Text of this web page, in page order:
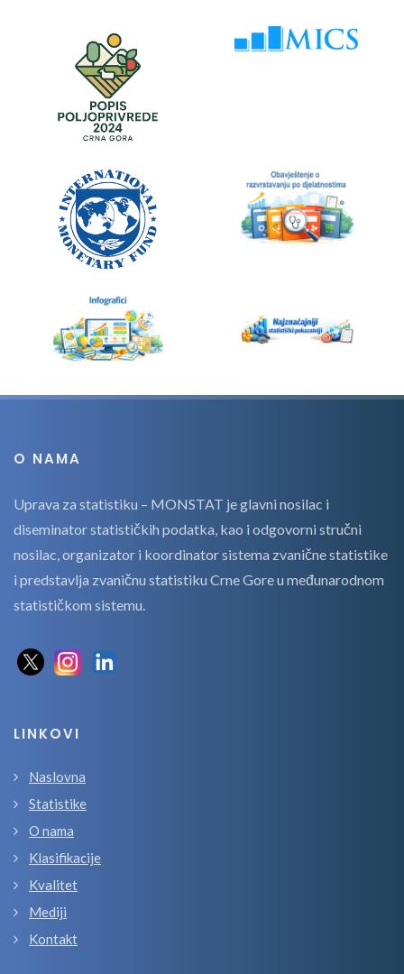
O NAMA
Uprava za statistiku – MONSTAT je glavni nosilac i
diseminator statističkih podatka, kao i odgovorni stručni
nosilac, organizator i koordinator sistema zvanične statistike
i predstavlja zvaničnu statistiku Crne Gore u međunarodnom
statističkom sistemu.
LINKOVI
Naslovna
Statistike
O nama
Klasifikacije
Kvalitet
Mediji
Kontakt